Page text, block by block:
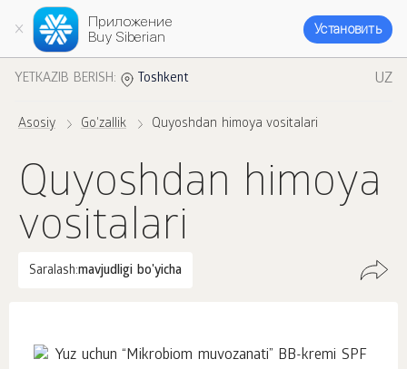
Приложение
Buy Siberian
Установить
YETKAZIB BERISH: Toshkent UZ
Asosiy Go'zallik Quyoshdan himoya vositalari
Quyoshdan himoya
vositalari
Saralash:mavjudligi bo'yicha